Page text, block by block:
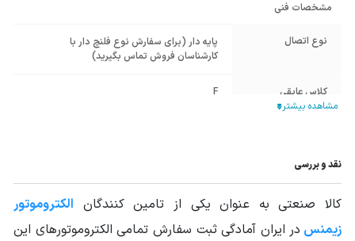
مشخصات فنی
نوع اتصال
پایه دار (برای سفارش نوع فلنچ دار با
کارشناسان فروش تماس بگیرید)
کلاس عایقی F
IP
55
نقد و بررسی
کالا صنعتی به عنوان یکی از تامین کنندگان الکتروموتور
زیمنس در ایران آمادگی ثبت سفارش تمامی الکتروموتورهای این